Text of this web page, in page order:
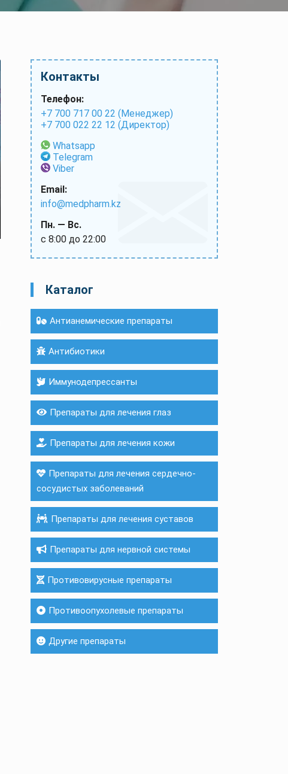
Контакты
Телефон:
+7 700 717 00 22 (Менеджер)
+7 700 022 22 12 (Директор)
Whatsapp
Telegram
Viber
Email:
info@medpharm.kz
Пн. — Вс.
с 8:00 до 22:00
Каталог
Антианемические препараты
Антибиотики
Иммунодепрессанты
Препараты для лечения глаз
Препараты для лечения кожи
Препараты для лечения сердечно-
сосудистых заболеваний
Препараты для лечения суставов
Препараты для нервной системы
Противовирусные препараты
Противоопухолевые препараты
Другие препараты